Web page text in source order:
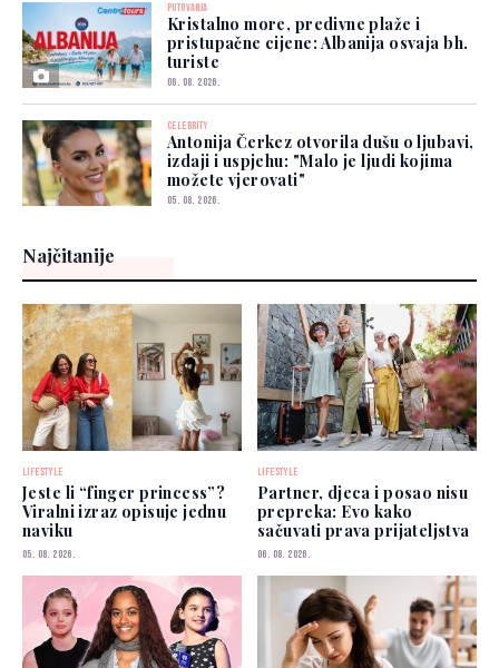
PUTOVANJA
Kristalno more, predivne plaže i
pristupačne cijene: Albanija osvaja bh.
turiste
06. 08. 2026.
CELEBRITY
Antonija Čerkez otvorila dušu o ljubavi,
izdaji i uspjehu: "Malo je ljudi kojima
možete vjerovati"
05. 08. 2026.
Najčitanije
LIFESTYLE
Jeste li “finger princess”?
Viralni izraz opisuje jednu
naviku
05. 08. 2026.
LIFESTYLE
Partner, djeca i posao nisu
prepreka: Evo kako
sačuvati prava prijateljstva
06. 08. 2026.